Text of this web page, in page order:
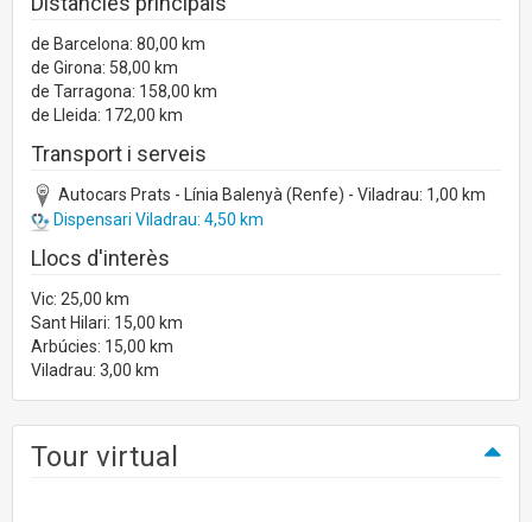
de Barcelona: 80,00 km
de Girona: 58,00 km
de Tarragona: 158,00 km
de Lleida: 172,00 km
Transport i serveis
Autocars Prats - Línia Balenyà (Renfe) - Viladrau: 1,00 km
Dispensari Viladrau: 4,50 km
Llocs d'interès
Vic: 25,00 km
Sant Hilari: 15,00 km
Arbúcies: 15,00 km
Viladrau: 3,00 km
Tour virtual